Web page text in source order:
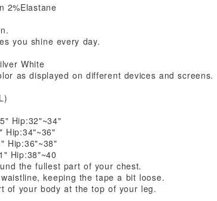
2%Elastane
you shine every day.
White
as displayed on different devices and screens.
Hip:32"~34"
Hip:34"~36"
Hip:36"~38"
Hip:38"~40
the fullest part of your chest.
keeping the tape a bit loose.
of your body at the top of your leg.